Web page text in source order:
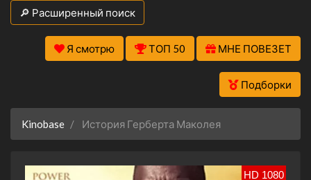
🔎 Расширенный поиск
Я смотрю ТОП 50 МНЕ ПОВЕЗЕТ
Подборки
Kinobase История Герберта Маколея
HD 1080